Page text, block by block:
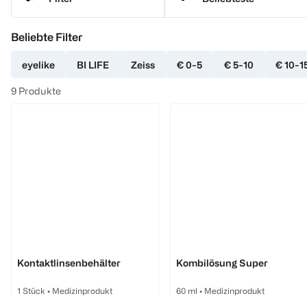
Beliebte Filter
eyelike BI LIFE Zeiss € 0-5 € 5-10 € 10-
9 Produkte
Kontaktlinsenbehälter
1 Stück • Medizinprodukt
Kombilösung Super
60 ml • Medizinprodukt